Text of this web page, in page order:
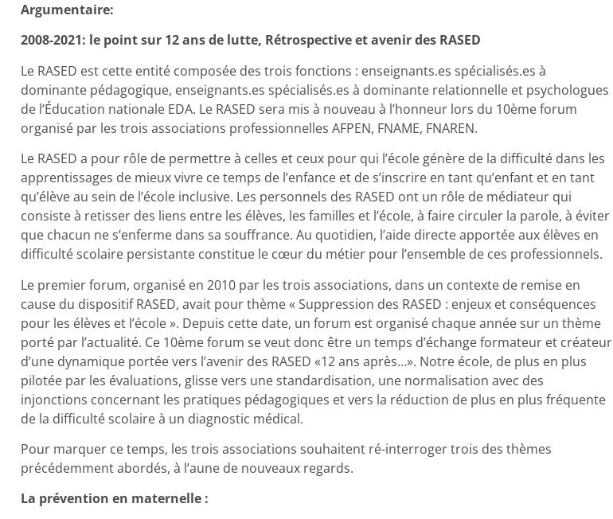
Argumentaire:
2008-2021: le point sur 12 ans de lutte, Rétrospective et avenir des RASED
Le RASED est cette entité composée des trois fonctions : enseignants.es spécialisés.es à
dominante pédagogique, enseignants.es spécialisés.es à dominante relationnelle et psychologues
de l’Éducation nationale EDA. Le RASED sera mis à nouveau à l’honneur lors du 10ème forum
organisé par les trois associations professionnelles AFPEN, FNAME, FNAREN.
Le RASED a pour rôle de permettre à celles et ceux pour qui l’école génère de la difficulté dans les
apprentissages de mieux vivre ce temps de l’enfance et de s’inscrire en tant qu’enfant et en tant
qu’élève au sein de l’école inclusive. Les personnels des RASED ont un rôle de médiateur qui
consiste à retisser des liens entre les élèves, les familles et l’école, à faire circuler la parole, à éviter
que chacun ne s’enferme dans sa souffrance. Au quotidien, l’aide directe apportée aux élèves en
difficulté scolaire persistante constitue le cœur du métier pour l’ensemble de ces professionnels.
Le premier forum, organisé en 2010 par les trois associations, dans un contexte de remise en
cause du dispositif RASED, avait pour thème « Suppression des RASED : enjeux et conséquences
pour les élèves et l’école ». Depuis cette date, un forum est organisé chaque année sur un thème
porté par l’actualité. Ce 10ème forum se veut donc être un temps d’échange formateur et créateur
d’une dynamique portée vers l’avenir des RASED «12 ans après…». Notre école, de plus en plus
pilotée par les évaluations, glisse vers une standardisation, une normalisation avec des
injonctions concernant les pratiques pédagogiques et vers la réduction de plus en plus fréquente
de la difficulté scolaire à un diagnostic médical.
Pour marquer ce temps, les trois associations souhaitent ré-interroger trois des thèmes
précédemment abordés, à l’aune de nouveaux regards.
La prévention en maternelle :